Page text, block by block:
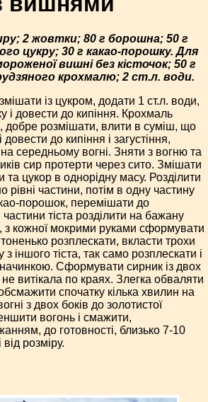
2 жовтки; 80 г борошна; 50 г
цукру; 30 г какао-порошку. Для
вишні без кісточок; 50 г
крохмалю; 2 ст.л. води.
із цукром, додати 1 ст.л. води,
і довести до кипіння. Крохмаль
добре розмішати, влити в суміш, що
до кипіння і загустіння,
середньому вогні. Зняти з вогню та
сир протерти через сито. Змішати
цукор в однорідну масу. Розділити
рівні частини, потім в одну частину
порошок, перемішати до
тіста розділити на бажану
з кожної мокрими руками сформувати
розплескати, вкласти трохи
з іншого тіста, так само розплескати і
начинкою. Сформувати сирник із двох
витікала по краях. Злегка обваляти
спочатку кілька хвилин на
з двох боків до золотистої
вогонь і смажити,
до готовності, близько 7-10
розміру.